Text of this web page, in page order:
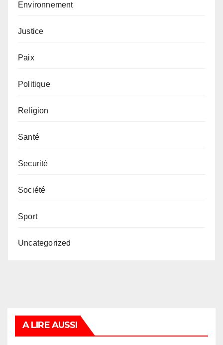
Environnement
Justice
Paix
Politique
Religion
Santé
Securité
Société
Sport
Uncategorized
A LIRE AUSSI